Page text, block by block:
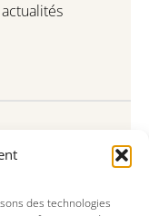
des technologies